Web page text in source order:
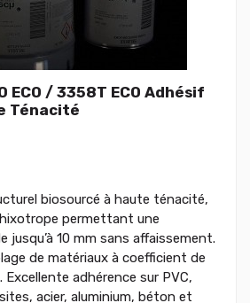
ECO / 3358T ECO Adhésif
Ténacité
biosourcé à haute ténacité,
permettant une
jusqu’à 10 mm sans affaissement.
de matériaux à coefficient de
adhérence sur PVC,
acier, aluminium, béton et